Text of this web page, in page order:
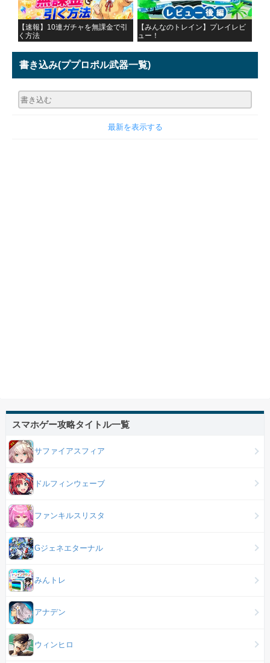
【速報】10連ガチャを無課金で引
く方法
【みんなのトレイン】プレイレビ
ュー！
書き込み(ププロポル武器一覧)
最新を表示する
スマホゲー攻略タイトル一覧
サファイアスフィア
ドルフィンウェーブ
ファンキルスリスタ
Gジェネエターナル
みんトレ
アナデン
ウィンヒロ